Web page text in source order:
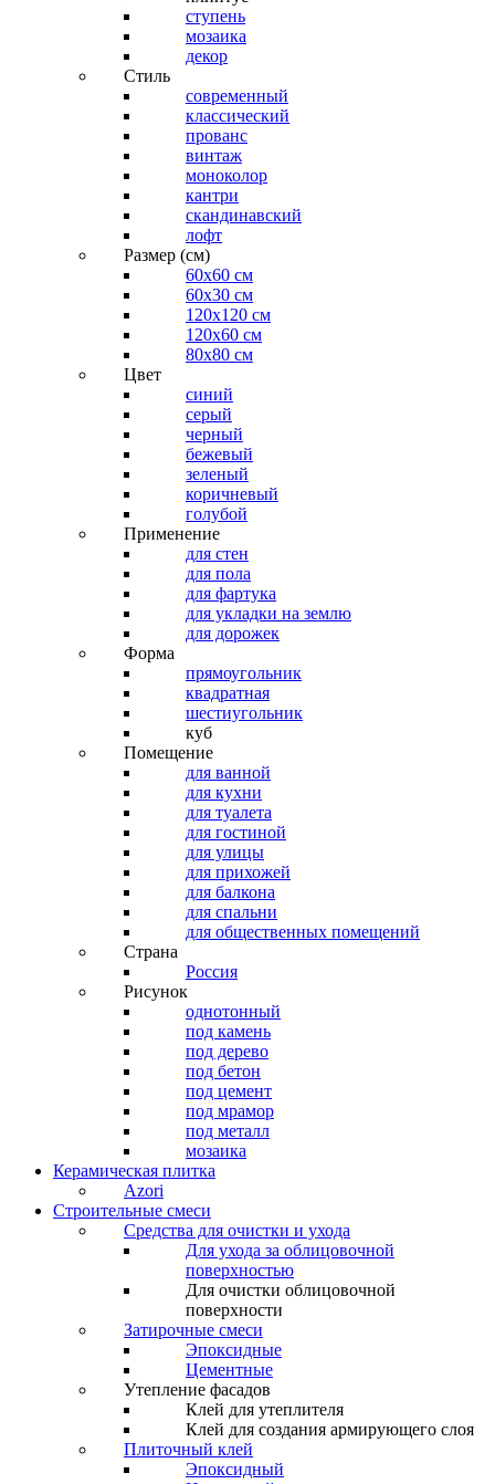
ступень
мозаика
декор
Стиль
современный
классический
прованс
винтаж
моноколор
кантри
скандинавский
лофт
Размер (см)
60х60 см
60x30 см
120x120 см
120x60 см
80x80 см
Цвет
синий
серый
черный
бежевый
зеленый
коричневый
голубой
Применение
для стен
для пола
для фартука
для укладки на землю
для дорожек
Форма
прямоугольник
квадратная
шестиугольник
куб
Помещение
для ванной
для кухни
для туалета
для гостиной
для улицы
для прихожей
для балкона
для спальни
для общественных помещений
Страна
Россия
Рисунок
однотонный
под камень
под дерево
под бетон
под цемент
под мрамор
под металл
мозаика
Керамическая плитка
Azori
Строительные смеси
Средства для очистки и ухода
Для ухода за облицовочной
поверхностью
Для очистки облицовочной
поверхности
Затирочные смеси
Эпоксидные
Цементные
Утепление фасадов
Клей для утеплителя
Клей для создания армирующего слоя
Плиточный клей
Эпоксидный